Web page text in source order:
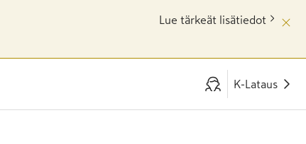
Lue tärkeät lisätiedot
K-Lataus